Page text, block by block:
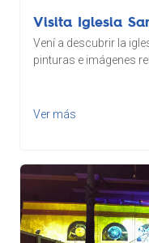
Visita Iglesia
Vení a descubrir la
pinturas e imágenes
Ver más